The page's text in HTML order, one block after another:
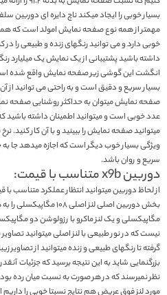
بسیار خوبی را ایجاد میکند ناچ دایره ای
مهمتر از همه نوع صفحه نمایش امولد است که
خوبی دارد و می توانید رنگهای زنده و طبیعی را
داشته باشید پشتیبانی از یک نمایش یک میلیارد
انگشت این گوشی زیر صفحه نمایش واقع شده
بسیار سریع و دقیق است و به راحتی می توانید از
عدد خوبی است و میتوانید اطمینان داشته باشید
ویژگی بسیار خوب دیگر است که اجازه میدهد جا
سریع و روان باشد.
دوربین x9b متناسب با قیمت:
از لحاظ دوربین میتوانید انتظار عملکرد متناسب
بخش دوربین اصلی لنز اصلی
مگاپیکسلی و یک لنز ماکرو با رزولوشن دو
نیست که در نور طبیعی با لنز اصلی میتوانید تصاویر
گرفته تا رنگهای طبیعی و زنده میتوانید از تصاویر
بزرگنمایی شاید به این نتیجه برسید که جزئیات
نظر نمیرسند که در هر صورت به نسبت میان رده
مورد لنز فوق عريض هم نتایج نسبتا خوبی را